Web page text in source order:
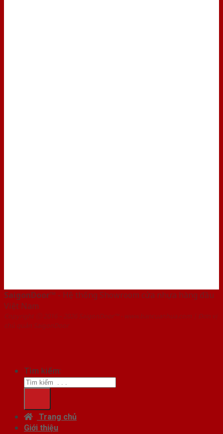
SaigonDoor™ - Hệ thống Showroom cửa nhựa hàng đầu
Việt Nam
Copyright ⓒ 2016 – 2026 SaigonDoor™ - www.bancuanhua.com | Đơn vị
chủ quản SaigonDoor
Tìm kiếm:
Trang chủ
Giới thiệu